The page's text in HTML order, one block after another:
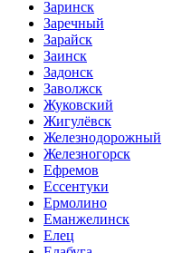
Заринск
Заречный
Зарайск
Заинск
Задонск
Заволжск
Жуковский
Жигулёвск
Железнодорожный
Железногорск
Ефремов
Ессентуки
Ермолино
Еманжелинск
Елец